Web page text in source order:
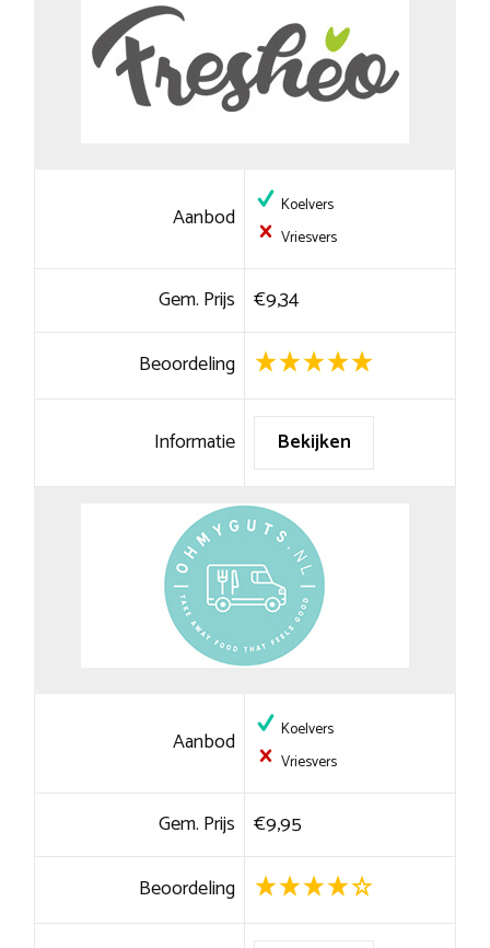
Aanbod
Koelvers
Vriesvers
Gem. Prijs €9,34
Beoordeling
Informatie Bekijken
Aanbod
Koelvers
Vriesvers
Gem. Prijs €9,95
Beoordeling